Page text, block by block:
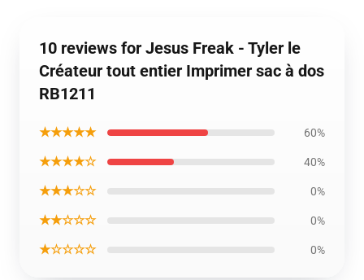
10 reviews for Jesus Freak - Tyler le
Créateur tout entier Imprimer sac à dos
RB1211
★★★★★ 60%
★★★★☆ 40%
★★★☆☆ 0%
★★☆☆☆ 0%
★☆☆☆☆ 0%